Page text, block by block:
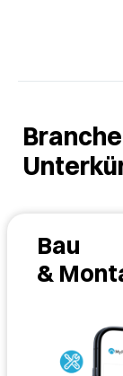
Bau
&